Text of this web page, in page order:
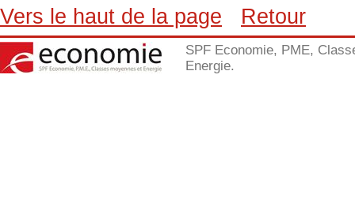
Vers le haut de la page Retour
SPF Economie, PME,
Energie.